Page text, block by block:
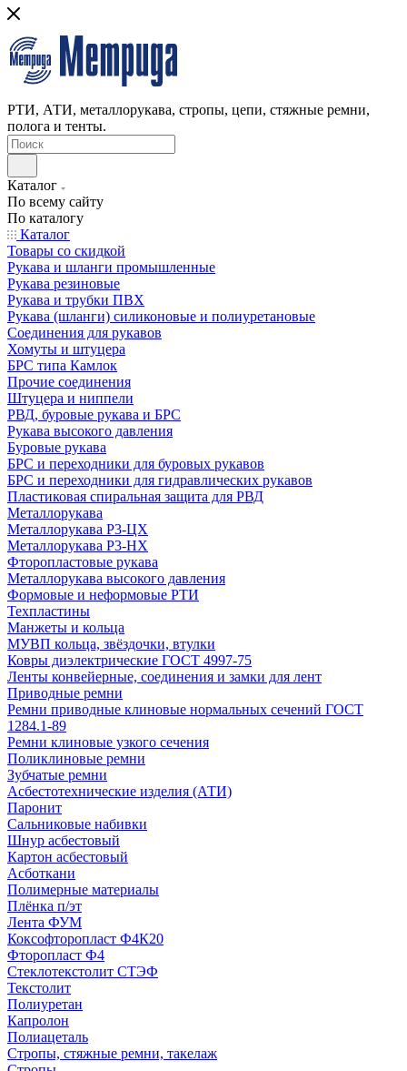
РТИ, АТИ, металлорукава, стропы, цепи, стяжные ремни,
полога и тенты.
Каталог
По всему сайту
По каталогу
Каталог
Товары со скидкой
Рукава и шланги промышленные
Рукава резиновые
Рукава и трубки ПВХ
Рукава (шланги) силиконовые и полиуретановые
Соединения для рукавов
Хомуты и штуцера
БРС типа Камлок
Прочие соединения
Штуцера и ниппели
РВД, буровые рукава и БРС
Рукава высокого давления
Буровые рукава
БРС и переходники для буровых рукавов
БРС и переходники для гидравлических рукавов
Пластиковая спиральная защита для РВД
Металлорукава
Металлорукава Р3-ЦХ
Металлорукава Р3-НХ
Фторопластовые рукава
Металлорукава высокого давления
Формовые и неформовые РТИ
Техпластины
Манжеты и кольца
МУВП кольца, звёздочки, втулки
Ковры диэлектрические ГОСТ 4997-75
Ленты конвейерные, соединения и замки для лент
Приводные ремни
Ремни приводные клиновые нормальных сечений ГОСТ
1284.1-89
Ремни клиновые узкого сечения
Поликлиновые ремни
Зубчатые ремни
Асбестотехнические изделия (АТИ)
Паронит
Сальниковые набивки
Шнур асбестовый
Картон асбестовый
Асботкани
Полимерные материалы
Плёнка п/эт
Лента ФУМ
Коксофторопласт Ф4К20
Фторопласт Ф4
Стеклотекстолит СТЭФ
Текстолит
Полиуретан
Капролон
Полиацеталь
Стропы, стяжные ремни, такелаж